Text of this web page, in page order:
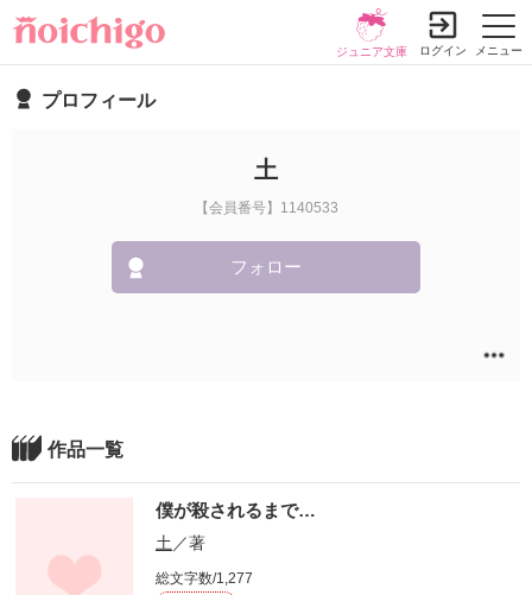
メニュー
ジュニア文庫 ログイン
プロフィール
土
【会員番号】1140533
フォロー
作品一覧
僕が殺されるまで…
土 ／著
総文字数/1,277